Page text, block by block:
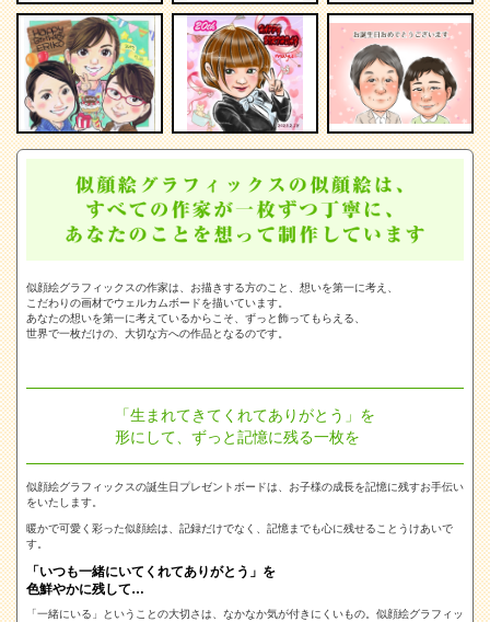
似顔絵グラフィックスの作家は、お描きする方のこと、想いを第一に考え、
こだわりの画材でウェルカムボードを描いています。
あなたの想いを第一に考えているからこそ、ずっと飾ってもらえる、
世界で一枚だけの、大切な方への作品となるのです。
「生まれてきてくれてありがとう」を
形にして、ずっと記憶に残る一枚を
似顔絵グラフィックスの誕生日プレゼントボードは、お子様の成長を記憶に残すお手伝い
をいたします。
暖かで可愛く彩った似顔絵は、記録だけでなく、記憶までも心に残せることうけあいで
す。
「いつも一緒にいてくれてありがとう」を
色鮮やかに残して…
「一緒にいる」ということの大切さは、なかなか気が付きにくいもの。似顔絵グラフィッ